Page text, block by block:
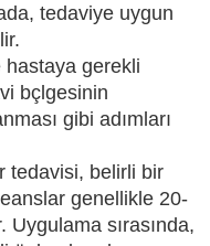
tedaviye uygun
hastaya gerekli
bçlgesinin
gibi adımları
tedavisi, belirli bir
genellikle 20-
Uygulama sırasında,